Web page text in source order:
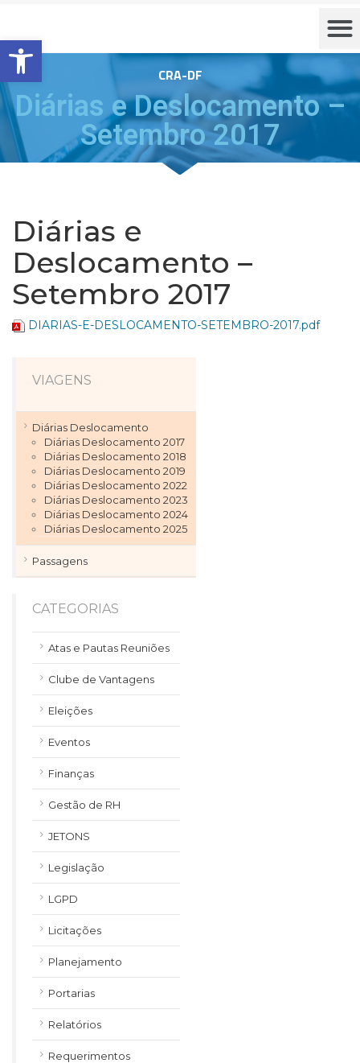
Barra de Ferramentas Aberta
CRA-DF
Diárias e Deslocamento –
Setembro 2017
Diárias e
Deslocamento –
Setembro 2017
DIARIAS-E-DESLOCAMENTO-SETEMBRO-2017.pdf
VIAGENS
Diárias Deslocamento
Diárias Deslocamento 2017
Diárias Deslocamento 2018
Diárias Deslocamento 2019
Diárias Deslocamento 2022
Diárias Deslocamento 2023
Diárias Deslocamento 2024
Diárias Deslocamento 2025
Passagens
CATEGORIAS
Atas e Pautas Reuniões
Clube de Vantagens
Eleições
Eventos
Finanças
Gestão de RH
JETONS
Legislação
LGPD
Licitações
Planejamento
Portarias
Relatórios
Requerimentos